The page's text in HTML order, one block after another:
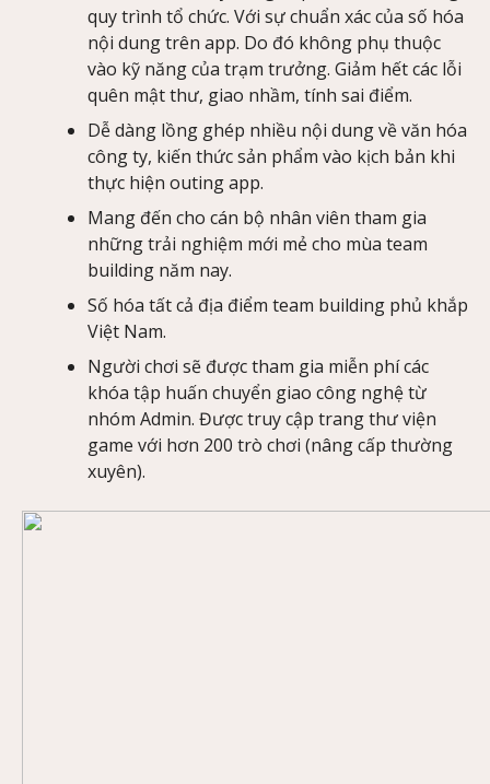
quy trình tổ chức. Với sự chuẩn xác của số hóa
nội dung trên app. Do đó không phụ thuộc
vào kỹ năng của trạm trưởng. Giảm hết các lỗi
quên mật thư, giao nhầm, tính sai điểm.
Dễ dàng lồng ghép nhiều nội dung về văn hóa
công ty, kiến thức sản phẩm vào kịch bản khi
thực hiện outing app.
Mang đến cho cán bộ nhân viên tham gia
những trải nghiệm mới mẻ cho mùa team
building năm nay.
Số hóa tất cả địa điểm team building phủ khắp
Việt Nam.
Người chơi sẽ được tham gia miễn phí các
khóa tập huấn chuyển giao công nghệ từ
nhóm Admin. Được truy cập trang thư viện
game với hơn 200 trò chơi (nâng cấp thường
xuyên).